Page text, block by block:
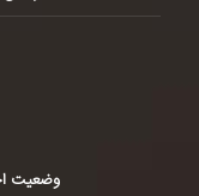
وضعیت